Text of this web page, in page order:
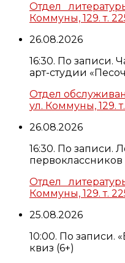
Отдел
Коммуны, 129. т.
26.08.2026
16:30. По записи.
арт-студии
Отдел
ул. Коммуны, 129.
26.08.2026
16:30. По записи.
первоклассников
Отдел
Коммуны, 129. т.
25.08.2026
10:00. По записи.
квиз (6+)